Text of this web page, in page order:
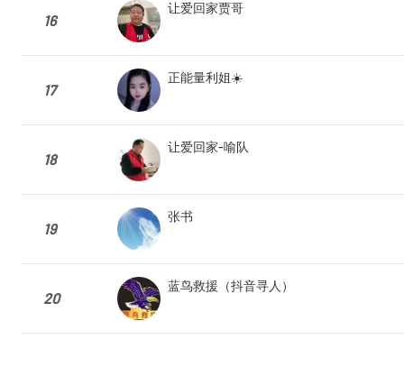
16
让爱回家贾哥
17
正能量利姐☀️
18
让爱回家-喻队
19
张书
20
蓝鸟救援（抖音寻人）